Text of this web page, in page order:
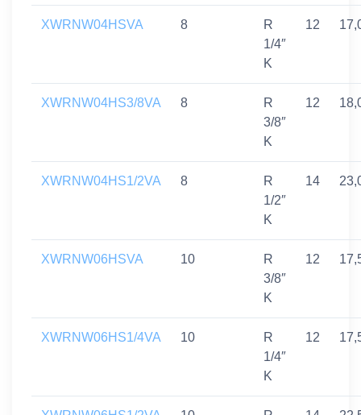
XWRNW04HSVA 8
R
1/4″
K
12
XWRNW04HS3/8VA 8
R
3/8″
K
12
XWRNW04HS1/2VA 8
R
1/2″
K
14
XWRNW06HSVA 10
R
3/8″
K
12
XWRNW06HS1/4VA 10
R
1/4″
K
12